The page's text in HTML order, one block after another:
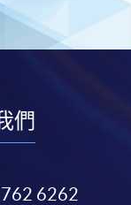
們
6262